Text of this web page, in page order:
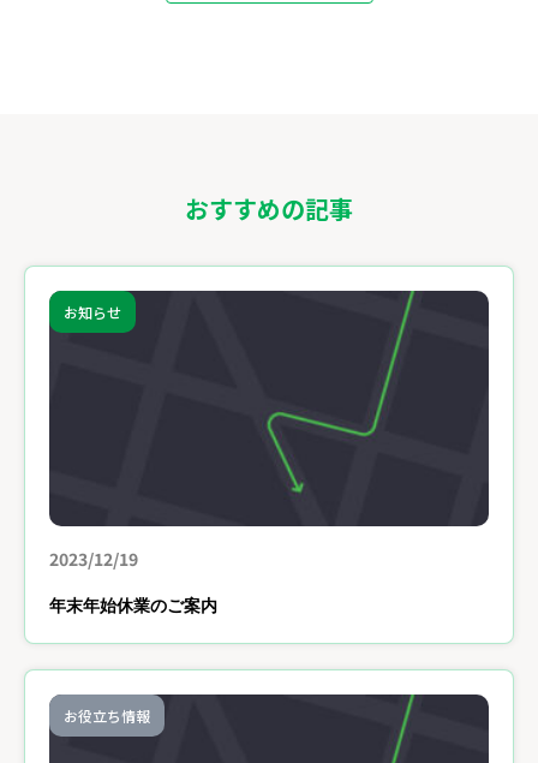
おすすめの記事
お知らせ
2023/12/19
年末年始休業のご案内
お役立ち情報